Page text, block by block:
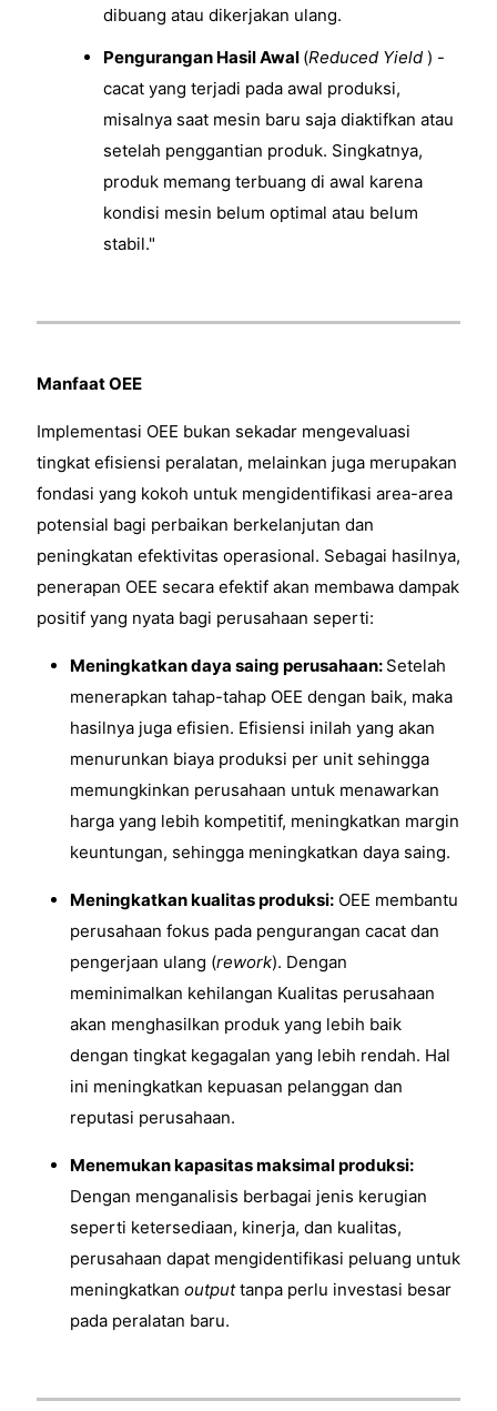
dibuang atau dikerjakan ulang.
Pengurangan Hasil Awal (Reduced Yield ) -
cacat yang terjadi pada awal produksi,
misalnya saat mesin baru saja diaktifkan atau
setelah penggantian produk. Singkatnya,
produk memang terbuang di awal karena
kondisi mesin belum optimal atau belum
stabil."
Manfaat OEE
Implementasi OEE bukan sekadar mengevaluasi
tingkat efisiensi peralatan, melainkan juga merupakan
fondasi yang kokoh untuk mengidentifikasi area-area
potensial bagi perbaikan berkelanjutan dan
peningkatan efektivitas operasional. Sebagai hasilnya,
penerapan OEE secara efektif akan membawa dampak
positif yang nyata bagi perusahaan seperti:
Meningkatkan daya saing perusahaan: Setelah
menerapkan tahap-tahap OEE dengan baik, maka
hasilnya juga efisien. Efisiensi inilah yang akan
menurunkan biaya produksi per unit sehingga
memungkinkan perusahaan untuk menawarkan
harga yang lebih kompetitif, meningkatkan margin
keuntungan, sehingga meningkatkan daya saing.
Meningkatkan kualitas produksi: OEE membantu
perusahaan fokus pada pengurangan cacat dan
pengerjaan ulang (rework). Dengan
meminimalkan kehilangan Kualitas perusahaan
akan menghasilkan produk yang lebih baik
dengan tingkat kegagalan yang lebih rendah. Hal
ini meningkatkan kepuasan pelanggan dan
reputasi perusahaan.
Menemukan kapasitas maksimal produksi:
Dengan menganalisis berbagai jenis kerugian
seperti ketersediaan, kinerja, dan kualitas,
perusahaan dapat mengidentifikasi peluang untuk
meningkatkan outputtanpa perlu investasi besar
pada peralatan baru.